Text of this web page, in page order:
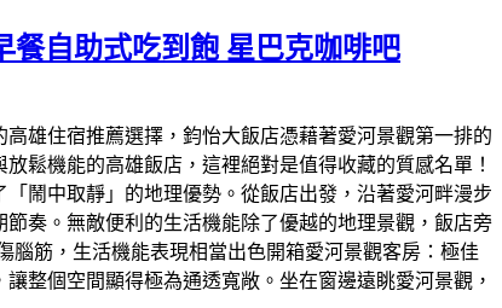
餐自助式吃到飽 星巴克咖啡吧
雄住宿推薦選擇，鈞怡大飯店憑藉著愛河景觀第一排的
鬆機能的高雄飯店，這裡絕對是值得收藏的質感名單！​
鬧中取靜」的地理優勢。從飯店出發，沿著愛河畔漫步
奏。​無敵便利的生活機能​除了優越的地理景觀，飯店旁
腦筋，生活機能表現相當出色開箱愛河景觀客房：極佳
整個空間顯得極為通透寬敞。坐在窗邊遠眺愛河景觀，